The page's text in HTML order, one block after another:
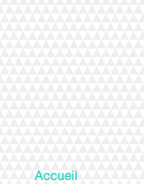
Accueil